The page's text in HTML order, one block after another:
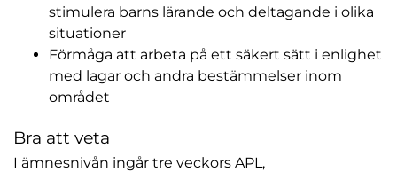
stimulera barns lärande och deltagande i olika
situationer
Förmåga att arbeta på ett säkert sätt i enlighet
med lagar och andra bestämmelser inom
området
Bra att veta
I ämnesnivån ingår tre veckors APL,